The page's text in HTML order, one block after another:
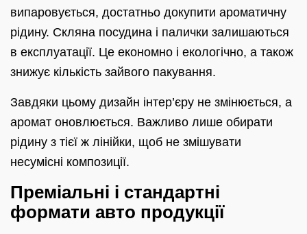
випаровується, достатньо докупити ароматичну
рідину. Скляна посудина і палички залишаються
в експлуатації. Це економно і екологічно, а також
знижує кількість зайвого пакування.
Завдяки цьому дизайн інтер’єру не змінюється, а
аромат оновлюється. Важливо лише обирати
рідину з тієї ж лінійки, щоб не змішувати
несумісні композиції.
Преміальні і стандартні
формати авто продукції